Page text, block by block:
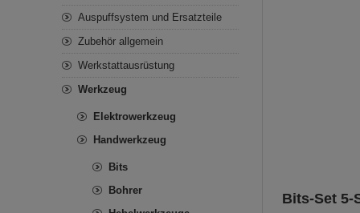
Bits-Set 5-
Auspuffsystem und Ersatzteile
Zubehör allgemein
Werkstattausrüstung
Werkzeug
Elektrowerkzeug
Handwerkzeug
Bits
Bohrer